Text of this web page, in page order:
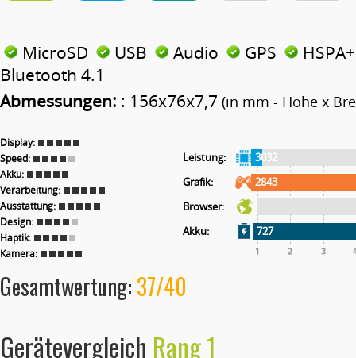
MicroSD USB Audio GPS
Bluetooth 4.1
Abmessungen: : 156x76x7,7 (in mm - Höhe x
Display:
Speed:
Akku:
Verarbeitung:
Ausstattung:
Design:
Haptik:
Kamera:
Leistung:
3032
Grafik:
2843
Browser:
Akku:
727
Gesamtwertung:37/40
Gerätevergleich Rang 1